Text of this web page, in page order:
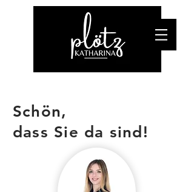
Schön,
dass Sie da sind!